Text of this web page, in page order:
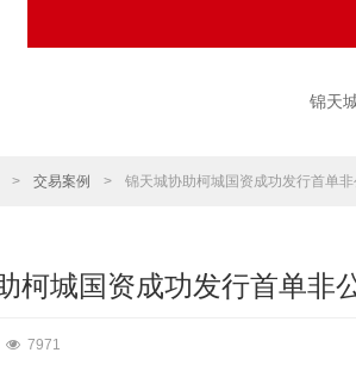
锦天
> 交易案例 > 锦天城协助柯城国资成功发行首单
柯城国资成功发行首单非
7971